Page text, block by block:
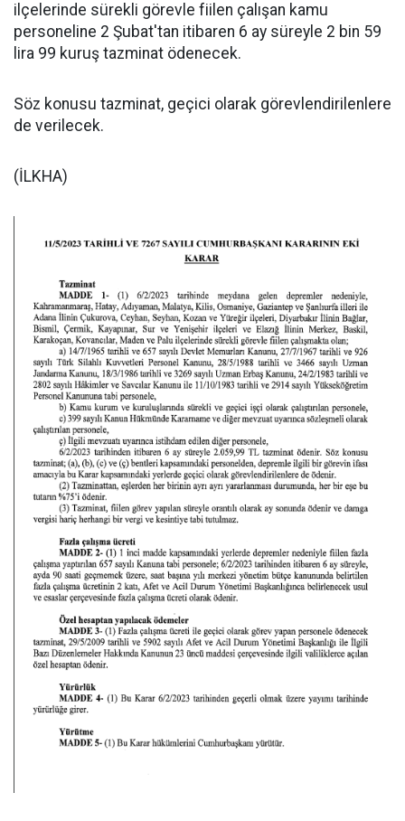
ilçelerinde sürekli görevle fiilen çalışan kamu
personeline 2 Şubat'tan itibaren 6 ay süreyle 2 bin 59
lira 99 kuruş tazminat ödenecek.
Söz konusu tazminat, geçici olarak görevlendirilenlere
de verilecek.
(İLKHA)